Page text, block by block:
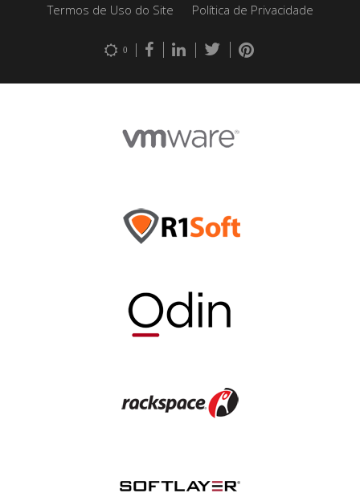
Termos de Uso do Site
Política de Privacidade
0